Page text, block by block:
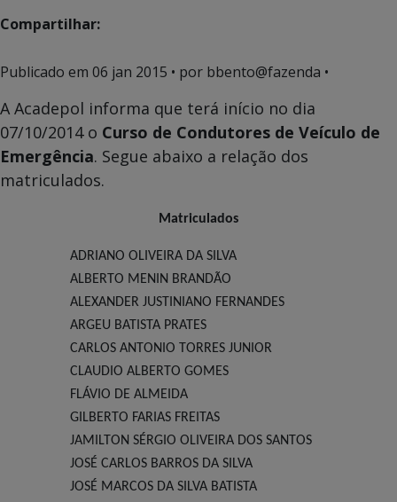
Compartilhar:
Publicado em 06 jan 2015 • por bbento@fazenda •
A Acadepol informa que terá início no dia
07/10/2014 o Curso de Condutores de Veículo de
Emergência. Segue abaixo a relação dos
matriculados.
Matriculados
ADRIANO OLIVEIRA DA SILVA
ALBERTO MENIN BRANDÃO
ALEXANDER JUSTINIANO FERNANDES
ARGEU BATISTA PRATES
CARLOS ANTONIO TORRES JUNIOR
CLAUDIO ALBERTO GOMES
FLÁVIO DE ALMEIDA
GILBERTO FARIAS FREITAS
JAMILTON SÉRGIO OLIVEIRA DOS SANTOS
JOSÉ CARLOS BARROS DA SILVA
JOSÉ MARCOS DA SILVA BATISTA